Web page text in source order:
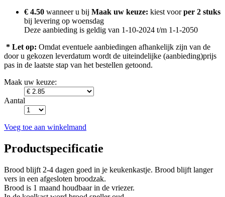
€ 4.50 wanneer u bij Maak uw keuze: kiest voorper 2 stuks
bij levering op woensdag
Deze aanbieding is geldig van 1-10-2024 t/m 1-1-2050
* Let op: Omdat eventuele aanbiedingen afhankelijk zijn van de
door u gekozen leverdatum wordt de uiteindelijke (aanbieding)prijs
pas in de laatste stap van het bestellen getoond.
Maak uw keuze:
Aantal
Voeg toe aan winkelmand
Productspecificatie
Brood blijft 2-4 dagen goed in je keukenkastje. Brood blijft langer
vers in een afgesloten broodzak.
Brood is 1 maand houdbaar in de vriezer.